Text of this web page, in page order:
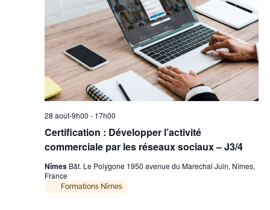
Certification : Développer l’activité
commerciale par les réseaux sociaux – J3/4
28 août-9h00 - 17h00
Nîmes Bât. Le Polygone 1950 avenue du Marechal Juin, Nîmes,
France
Formations Nîmes